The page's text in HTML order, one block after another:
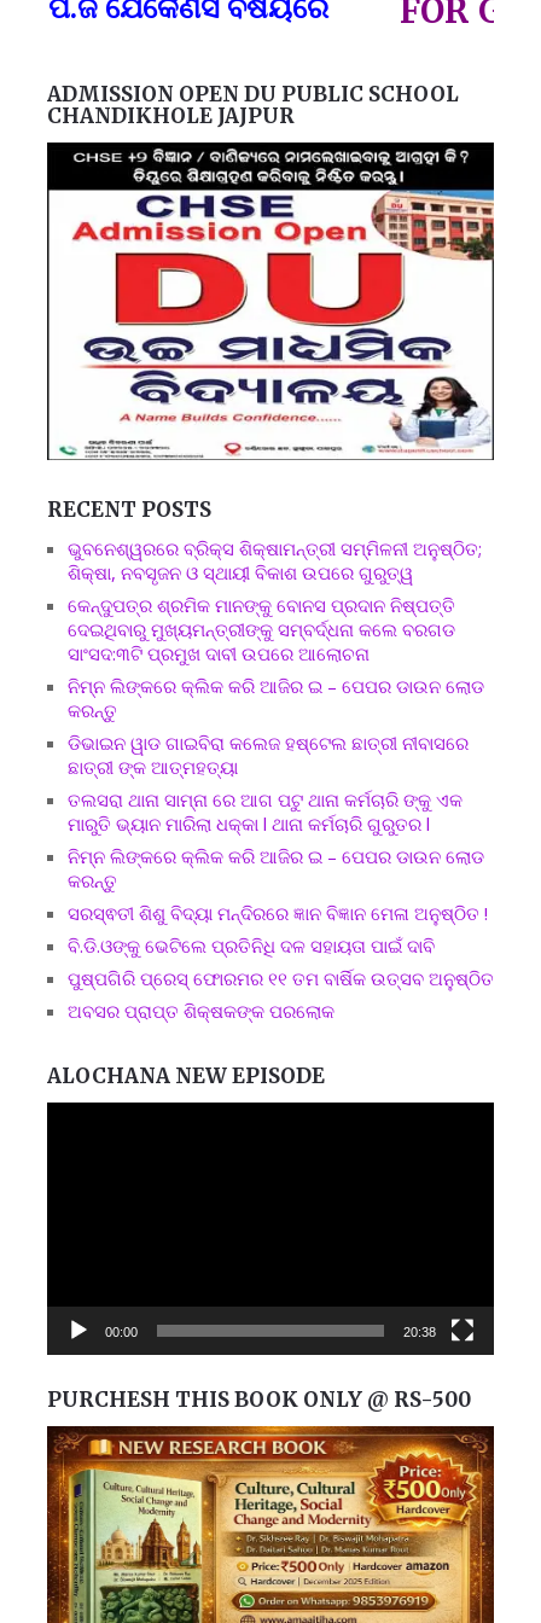
ଯେକୈଣସି ବିଷୟରେ FOR GOVT
ADMISSION OPEN DU PUBLIC SCHOOL
CHANDIKHOLE JAJPUR
RECENT POSTS
ଭୁବନେଶ୍ୱରରେ ବ୍ରିକ୍ସ ଶିକ୍ଷାମନ୍ତ୍ରୀ ସମ୍ମିଳନୀ ଅନୁଷ୍ଠିତ;
ଶିକ୍ଷା, ନବସୃଜନ ଓ ସ୍ଥାୟୀ ବିକାଶ ଉପରେ ଗୁରୁତ୍ୱ
କେନ୍ଦୁପତ୍ର ଶ୍ରମିକ ମାନଙ୍କୁ ବୋନସ ପ୍ରଦାନ ନିଷ୍ପତ୍ତି
ଦେଇଥିବାରୁ ମୁଖ୍ୟମନ୍ତ୍ରୀଙ୍କୁ ସମ୍ବର୍ଦ୍ଧନା କଲେ ବରଗଡ
ସାଂସଦ:୩ଟି ପ୍ରମୁଖ ଦାବୀ ଉପରେ ଆଲୋଚନା
ନିମ୍ନ ଲିଙ୍କରେ କ୍ଲିକ କରି ଆଜିର ଇ – ପେପର ଡାଉନ ଲୋଡ
କରନ୍ତୁ
ଡିଭାଇନ ୱାଡ ଗାଇବିରା କଲେଜ ହଷ୍ଟେଲ ଛାତ୍ରୀ ନୀବାସରେ
ଛାତ୍ରୀ ଙ୍କ ଆତ୍ମହତ୍ୟା
ତଲସରା ଥାନା ସାମ୍ନା ରେ ଆଗ ପଟୁ ଥାନା କର୍ମଚାରି ଙ୍କୁ ଏକ
ମାରୁତି ଭ୍ୟାନ ମାରିଲା ଧକ୍କା l ଥାନା କର୍ମଚାରି ଗୁରୁତର l
ନିମ୍ନ ଲିଙ୍କରେ କ୍ଲିକ କରି ଆଜିର ଇ – ପେପର ଡାଉନ ଲୋଡ
କରନ୍ତୁ
ସରସ୍ଵତୀ ଶିଶୁ ବିଦ୍ୟା ମନ୍ଦିରରେ ଜ୍ଞାନ ବିଜ୍ଞାନ ମେଳା ଅନୁଷ୍ଠିତ !
ବି.ଡି.ଓଙ୍କୁ ଭେଟିଲେ ପ୍ରତିନିଧି ଦଳ ସହାୟତା ପାଇଁ ଦାବି
ପୁଷ୍ପଗିରି ପ୍ରେସ୍ ଫୋରମର ୧୧ ତମ ବାର୍ଷିକ ଉତ୍ସବ ଅନୁଷ୍ଠିତ
ଅବସର ପ୍ରାପ୍ତ ଶିକ୍ଷକଙ୍କ ପରଲୋକ
ALOCHANA NEW EPISODE
00:00 20:38
PURCHESH THIS BOOK ONLY @ RS-500